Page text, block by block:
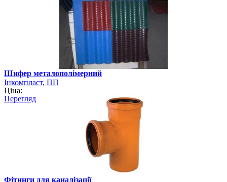
Шифер металополімерний
Інкомпласт, ПП
Ціна:
Перегляд
Фітинги для каналізації